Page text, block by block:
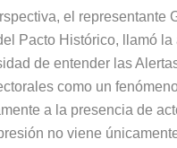
el representante
Pacto Histórico, llamó la
de entender las
como un
a la presencia de
no viene